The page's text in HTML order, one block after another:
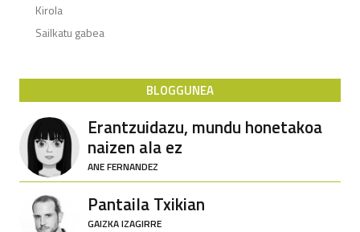
Kirola
Sailkatu gabea
BLOGGUNEA
Erantzuidazu, mundu honetakoa
naizen ala ez
ANE FERNANDEZ
Pantaila Txikian
GAIZKA IZAGIRRE